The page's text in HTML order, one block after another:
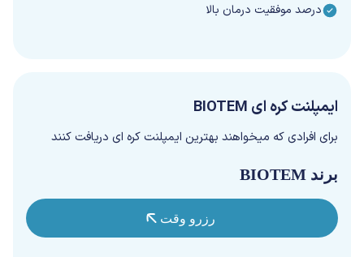
درصد موفقیت درمان بالا
ایمپلنت کره ای BIOTEM
برای افرادی که میخواهند بهترین ایمپلنت کره ای دریافت کنند
برند BIOTEM
رزرو وقت